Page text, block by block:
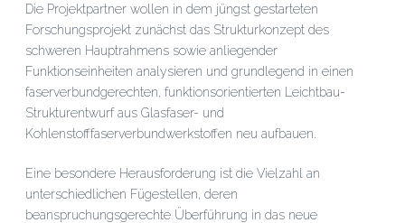
Die Projektpartner wollen in dem jüngst gestarteten
Forschungsprojekt zunächst das Strukturkonzept des
schweren Hauptrahmens sowie anliegender
Funktionseinheiten analysieren und grundlegend in einen
faserverbundgerechten, funktionsorientierten Leichtbau-
Strukturentwurf aus Glasfaser- und
Kohlenstofffaserverbundwerkstoffen neu aufbauen.
Eine besondere Herausforderung ist die Vielzahl an
unterschiedlichen Fügestellen, deren
beanspruchungsgerechte Überführung in das neue